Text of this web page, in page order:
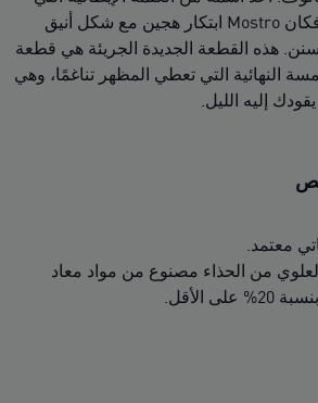
تعني "الوحش"، فكان Mostro ابتكار هجين مع شكل أنيق
هذه القطعة الجديدة الجريئة هي قطعة
النهائية التي تعطي المظهر تناغمًا، وهي
إليه الليل.
معتمد.
من الحذاء مصنوع من مواد معاد
على الأقل.